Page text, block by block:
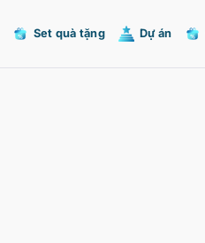
Set quà tặng Dự án